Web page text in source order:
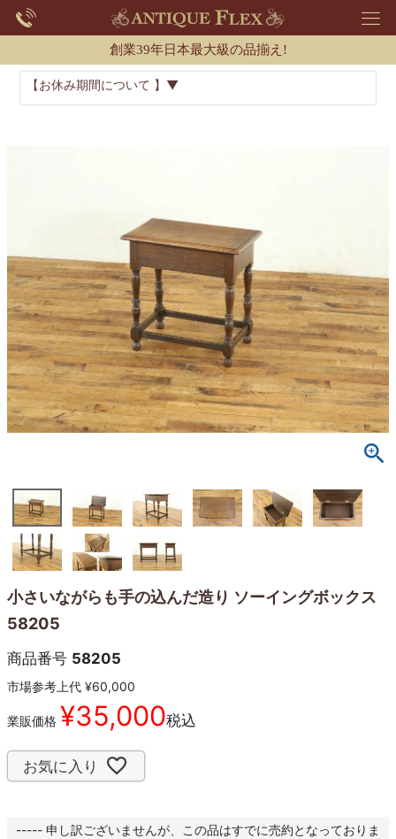
創業39年日本最大級の品揃え!
【お休み期間について 】▼
小さいながらも手の込んだ造り ソーイングボックス
58205
商品番号 58205
市場参考上代 ¥60,000
業販価格 ¥35,000税込
お気に入り
----- 申し訳ございませんが、この品はすでに売約となっておりま